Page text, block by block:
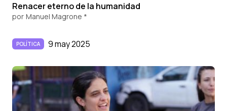
Renacer eterno de la humanidad
por Manuel Magrone *
POLÍTICA 9 may 2025